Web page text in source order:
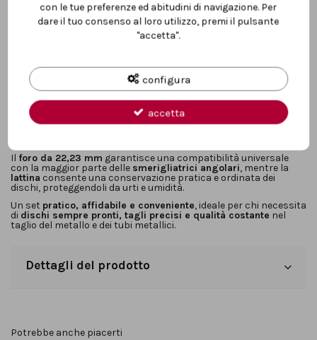
set di dischi da taglio per metallo linea Classic, proposto in
, è la soluzione ideale per chi cerca
durante utilizzi frequenti.
Realizzati conmateriale abrasivo di alta qualità, assicurano
una buona velocità di taglio e una durata adeguata per
lavorazioni standard in officina, cantiere e manutenzione. La
composizione
priva di Ferro, Zolfo e Cloro
riduce il rischio di
Il foro da 22,23 mm garantisce una compatibilità universale
con la maggior parte delle smerigliatrici angolari, mentre la
lattina consente una conservazione pratica e ordinata dei
dischi, proteggendoli da urti e umidità.
Un set pratico, affidabile e conveniente, ideale per chi necessita
di dischi sempre pronti, tagli precisi e qualità costante nel
taglio del metallo e dei tubi metallici.
Dettagli del prodotto
Potrebbe anche piacerti
con le tue preferenze ed abitudini di navigazione. Per
dare il tuo consenso al loro utilizzo, premi il pulsante
"accetta".
configura
accetta